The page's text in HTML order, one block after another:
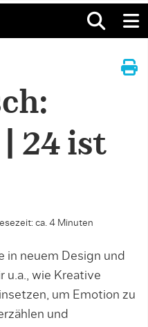
| 24 ist
ca. 4 Minuten
in neuem Design und
u.a., wie Kreative
um Emotion zu
und